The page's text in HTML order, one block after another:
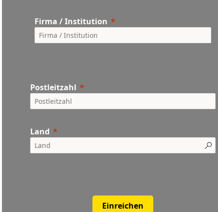
Firma / Institution
Postleitzahl
Land
Einreichen